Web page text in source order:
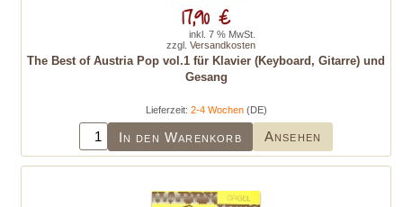
The Best of Austria Pop vol.1 für Klavier (Keyboard, Gitarre) und
Gesang
Lieferzeit: 2-4 Wochen(DE)
In den Warenkorb Ansehen
17,90 €
inkl. 7 % MwSt.
zzgl. Versandkosten